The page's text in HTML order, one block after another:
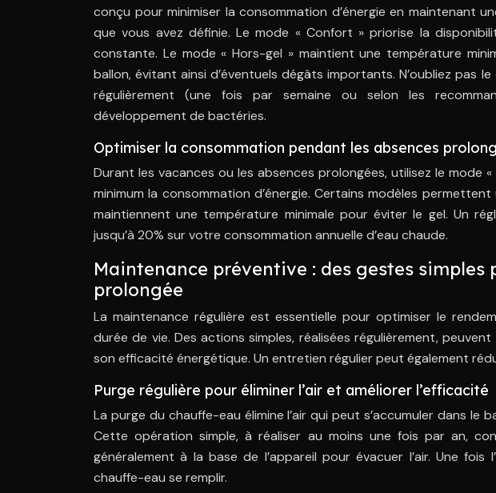
conçu pour minimiser la consommation d’énergie en maintenant
que vous avez définie. Le mode « Confort » priorise la
constante. Le mode « Hors-gel » maintient une température
ballon, évitant ainsi d’éventuels dégâts importants. N’oubliez pas
régulièrement (une fois par semaine ou selon les
développement de bactéries.
Optimiser la consommation pendant les absences
Durant les vacances ou les absences prolongées, utilisez le mode
minimum la consommation d’énergie. Certains modèles
maintiennent une température minimale pour éviter le gel. Un
jusqu’à 20% sur votre consommation annuelle d’eau chaude.
Maintenance préventive : des gestes simples
prolongée
La maintenance régulière est essentielle pour optimiser le
durée de vie. Des actions simples, réalisées régulièrement,
son efficacité énergétique. Un entretien régulier peut également
Purge régulière pour éliminer l’air et améliorer l’efficacité
La purge du chauffe-eau élimine l’air qui peut s’accumuler dans le
Cette opération simple, à réaliser au moins une fois par an,
généralement à la base de l’appareil pour évacuer l’air. Une fois
chauffe-eau se remplir.